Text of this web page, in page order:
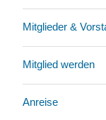
Mitglieder &
Mitglied werden
Anreise